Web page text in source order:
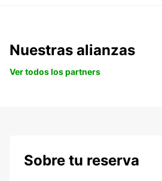
Nuestras alianzas
Ver todos los partners
Sobre tu reserva